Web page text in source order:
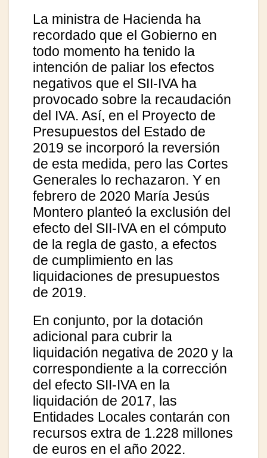
La ministra de Hacienda ha
recordado que el Gobierno en
todo momento ha tenido la
intención de paliar los efectos
negativos que el SII-IVA ha
provocado sobre la recaudación
del IVA. Así, en el Proyecto de
Presupuestos del Estado de
2019 se incorporó la reversión
de esta medida, pero las Cortes
Generales lo rechazaron. Y en
febrero de 2020 María Jesús
Montero planteó la exclusión del
efecto del SII-IVA en el cómputo
de la regla de gasto, a efectos
de cumplimiento en las
liquidaciones de presupuestos
de 2019.
En conjunto, por la dotación
adicional para cubrir la
liquidación negativa de 2020 y la
correspondiente a la corrección
del efecto SII-IVA en la
liquidación de 2017, las
Entidades Locales contarán con
recursos extra de 1.228 millones
de euros en el año 2022.